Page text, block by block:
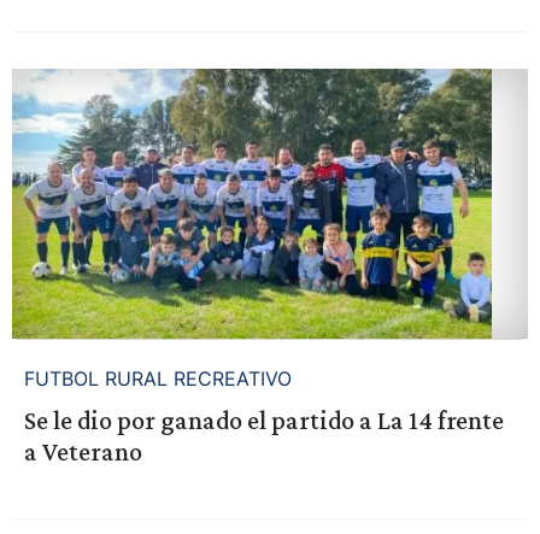
FUTBOL RURAL RECREATIVO
Se le dio por ganado el partido a La 14 frente
a Veterano